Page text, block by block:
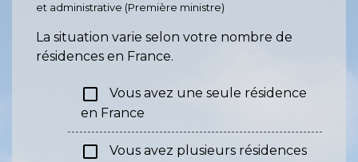
et administrative (Première ministre)
La situation varie selon votre nombre de
résidences en France.
check_box_outline_blank
Vous avez une seule résidence
en France
check_box_outline_blank
Vous avez plusieurs résidences